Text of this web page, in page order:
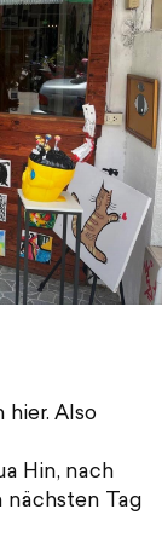
hier. Also
Hin, nach
nächsten Tag